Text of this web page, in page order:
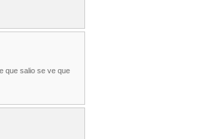
que salio se ve que